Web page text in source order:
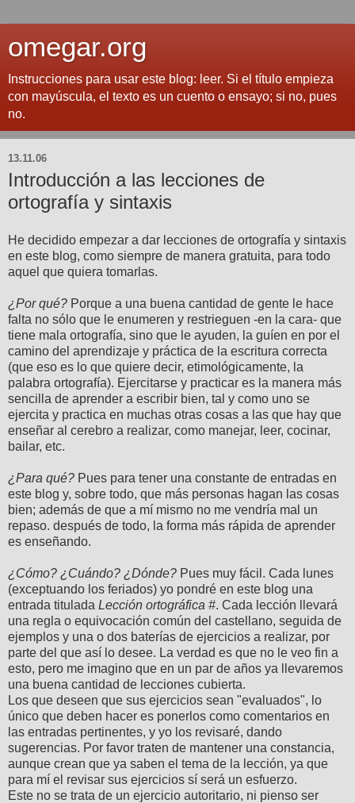
omegar.org
Instrucciones para usar este blog: leer. Si el título empieza
con mayúscula, el texto es un cuento o ensayo; si no, pues
no.
13.11.06
Introducción a las lecciones de
ortografía y sintaxis
He decidido empezar a dar lecciones de ortografía y sintaxis
en este blog, como siempre de manera gratuita, para todo
aquel que quiera tomarlas.
¿Por qué? Porque a una buena cantidad de gente le hace
falta no sólo que le enumeren y restrieguen -en la cara- que
tiene mala ortografía, sino que le ayuden, la guíen en por el
camino del aprendizaje y práctica de la escritura correcta
(que eso es lo que quiere decir, etimológicamente, la
palabra ortografía). Ejercitarse y practicar es la manera más
sencilla de aprender a escribir bien, tal y como uno se
ejercita y practica en muchas otras cosas a las que hay que
enseñar al cerebro a realizar, como manejar, leer, cocinar,
bailar, etc.
¿Para qué? Pues para tener una constante de entradas en
este blog y, sobre todo, que más personas hagan las cosas
bien; además de que a mí mismo no me vendría mal un
repaso. después de todo, la forma más rápida de aprender
es enseñando.
¿Cómo? ¿Cuándo? ¿Dónde? Pues muy fácil. Cada lunes
(exceptuando los feriados) yo pondré en este blog una
entrada titulada Lección ortográfica #. Cada lección llevará
una regla o equivocación común del castellano, seguida de
ejemplos y una o dos baterías de ejercicios a realizar, por
parte del que así lo desee. La verdad es que no le veo fin a
esto, pero me imagino que en un par de años ya llevaremos
una buena cantidad de lecciones cubierta.
Los que deseen que sus ejercicios sean "evaluados", lo
único que deben hacer es ponerlos como comentarios en
las entradas pertinentes, y yo los revisaré, dando
sugerencias. Por favor traten de mantener una constancia,
aunque crean que ya saben el tema de la lección, ya que
para mí el revisar sus ejercicios sí será un esfuerzo.
Este no se trata de un ejercicio autoritario, ni pienso ser